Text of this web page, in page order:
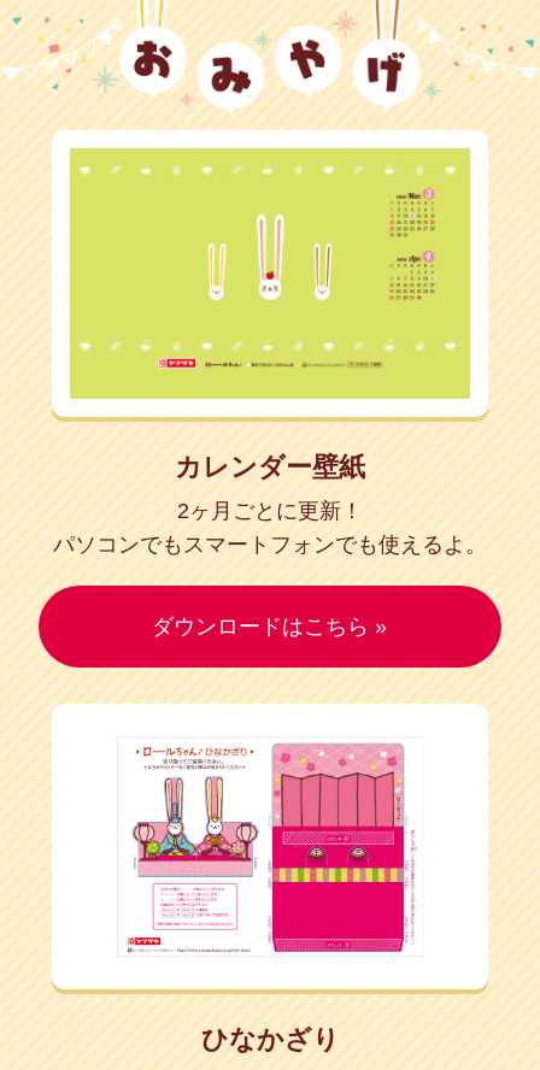
カレンダー壁紙
2ヶ月ごとに更新！
パソコンでもスマートフォンでも使えるよ。
ダウンロードはこちら »
ひなかざり